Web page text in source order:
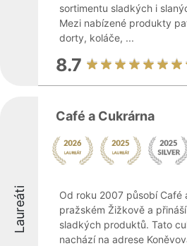
sortimentu sladkých i
Mezi nabízené produkty
dorty, koláče, ...
8.7
Laureáti
Café a Cukrárna
Od roku 2007 působí Café
pražském Žižkově a
sladkých produktů. Tato
nachází na adrese